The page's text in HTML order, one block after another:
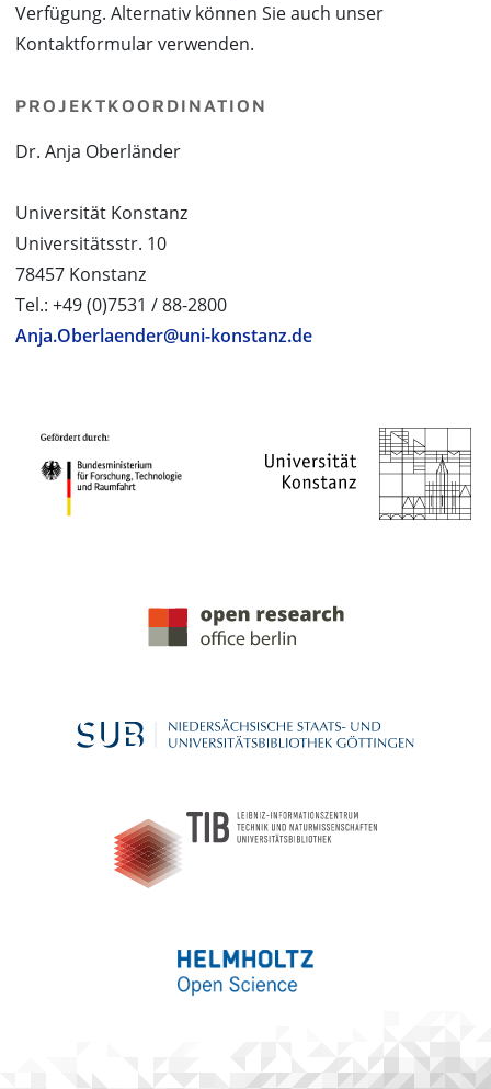
Verfügung. Alternativ können Sie auch unser
Kontaktformular verwenden.
PROJEKTKOORDINATION
Dr. Anja Oberländer
Universität Konstanz
Universitätsstr. 10
78457 Konstanz
Tel.: +49 (0)7531 / 88-2800
Anja.Oberlaender@uni-konstanz.de